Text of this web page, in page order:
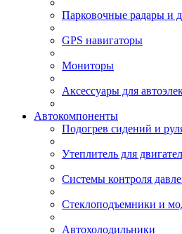
Парковочные радары и
GPS навигаторы
Мониторы
Аксессуары для
Автокомпоненты
Подогрев сидений и
Утеплитель для
Системы контроля
Стеклоподъемники и
Автохолодильники